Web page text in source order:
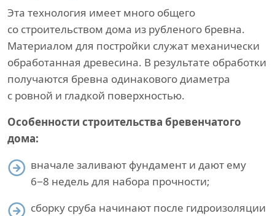
Эта технология имеет много общего
со строительством дома из рубленого бревна.
Материалом для постройки служат механически
обработанная древесина. В результате обработки
получаются бревна одинакового диаметра
с ровной и гладкой поверхностью.
Особенности строительства бревенчатого
дома:
вначале заливают фундамент и дают ему
6−8 недель для набора прочности;
сборку сруба начинают после гидроизоляции